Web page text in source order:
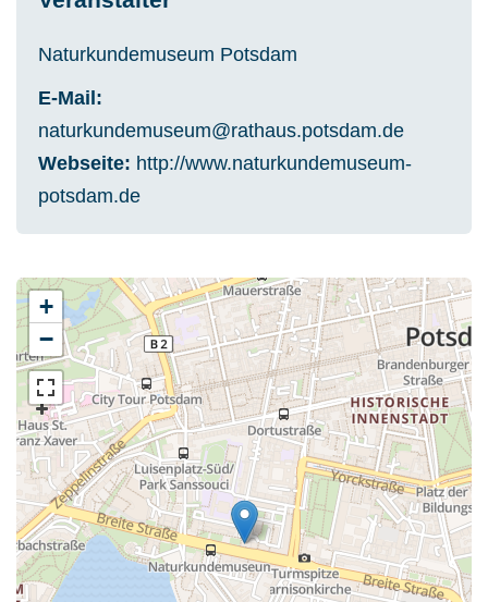
Naturkundemuseum Potsdam
E-Mail
naturkundemuseum@rathaus.potsdam.de
Webseite
http://www.naturkundemuseum-
potsdam.de
+
−